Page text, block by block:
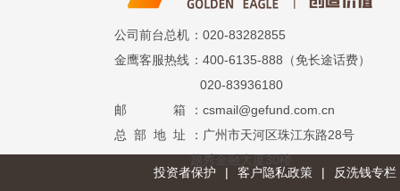
公司前台总机 ：020-83282855
金鹰客服热线 ：400-6135-888（免长途话费）
020-83936180
邮 箱
：csmail@gefund.com.cn
总 部 地 址
：广州市天河区珠江东路28号
越秀金融大厦30楼
投资者保护
| 客户隐私政策 |
反洗钱专栏